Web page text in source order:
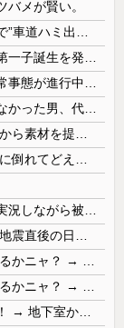
バメが賢い。